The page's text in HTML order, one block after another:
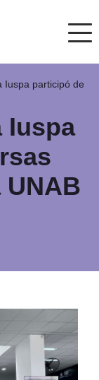
Iuspa participó de
Iuspa